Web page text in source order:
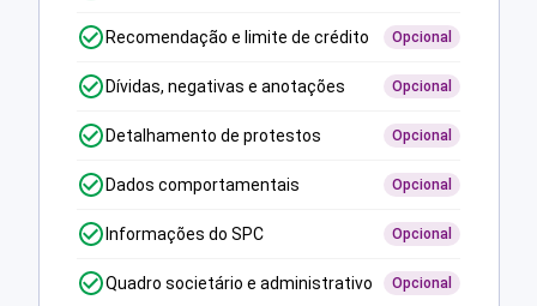
Recomendação e limite de crédito Opcional
Dívidas, negativas e anotações Opcional
Detalhamento de protestos Opcional
Dados comportamentais Opcional
Informações do SPC Opcional
Quadro societário e administrativo Opcional